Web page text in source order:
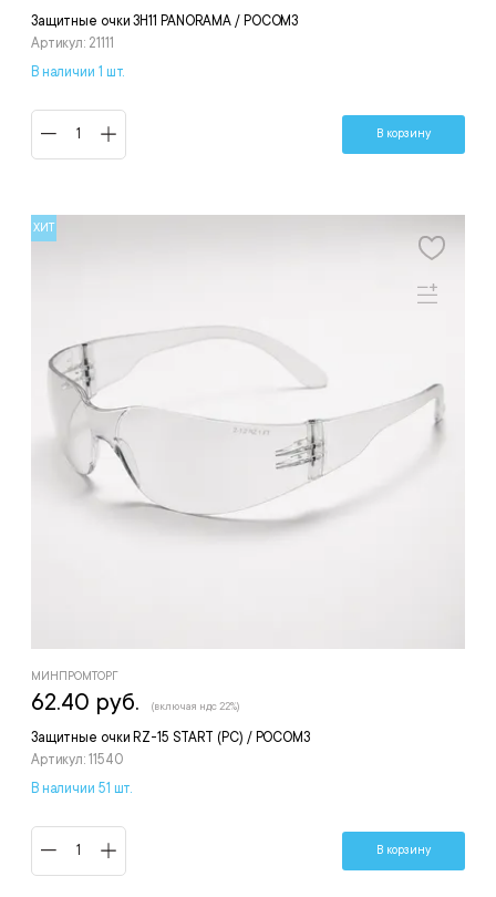
Защитные очки ЗН11 PANORAMA / РОСОМЗ
Артикул: 21111
В наличии 1 шт.
В корзину
ХИТ
Защитные очки RZ-15 START (PС) / РОСОМЗ
Артикул: 11540
МИНПРОМТОРГ
62.40 руб. (включая ндс 22%)
В наличии 51 шт.
В корзину